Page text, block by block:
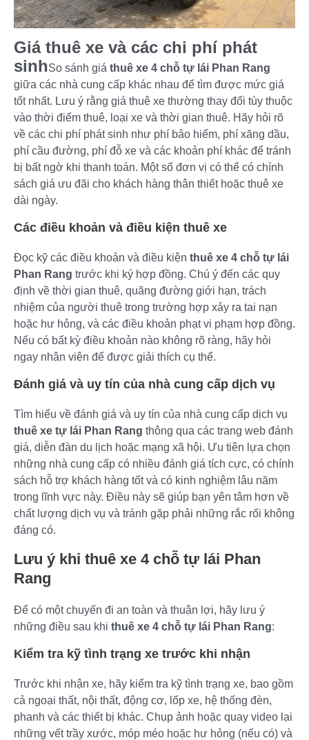
Giá thuê xe và các chi phí phát
sinhSo sánh giá thuê xe 4 chỗ tự lái Phan Rang
giữa các nhà cung cấp khác nhau để tìm được mức giá
tốt nhất. Lưu ý rằng giá thuê xe thường thay đổi tùy thuộc
vào thời điểm thuê, loại xe và thời gian thuê. Hãy hỏi rõ
về các chi phí phát sinh như phí bảo hiểm, phí xăng dầu,
phí cầu đường, phí đỗ xe và các khoản phí khác để tránh
bị bất ngờ khi thanh toán. Một số đơn vị có thể có chính
sách giá ưu đãi cho khách hàng thân thiết hoặc thuê xe
dài ngày.
Các điều khoản và điều kiện thuê xe
Đọc kỹ các điều khoản và điều kiện thuê xe 4 chỗ tự lái
Phan Rang trước khi ký hợp đồng. Chú ý đến các quy
định về thời gian thuê, quãng đường giới hạn, trách
nhiệm của người thuê trong trường hợp xảy ra tai nạn
hoặc hư hỏng, và các điều khoản phạt vi phạm hợp đồng.
Nếu có bất kỳ điều khoản nào không rõ ràng, hãy hỏi
ngay nhân viên để được giải thích cụ thể.
Đánh giá và uy tín của nhà cung cấp dịch vụ
Tìm hiểu về đánh giá và uy tín của nhà cung cấp dịch vụ
thuê xe tự lái Phan Rang thông qua các trang web đánh
giá, diễn đàn du lịch hoặc mạng xã hội. Ưu tiên lựa chọn
những nhà cung cấp có nhiều đánh giá tích cực, có chính
sách hỗ trợ khách hàng tốt và có kinh nghiệm lâu năm
trong lĩnh vực này. Điều này sẽ giúp bạn yên tâm hơn về
chất lượng dịch vụ và tránh gặp phải những rắc rối không
đáng có.
Lưu ý khi thuê xe 4 chỗ tự lái Phan
Rang
Để có một chuyến đi an toàn và thuận lợi, hãy lưu ý
những điều sau khi thuê xe 4 chỗ tự lái Phan Rang:
Kiểm tra kỹ tình trạng xe trước khi nhận
Trước khi nhận xe, hãy kiểm tra kỹ tình trạng xe, bao gồm
cả ngoại thất, nội thất, động cơ, lốp xe, hệ thống đèn,
phanh và các thiết bị khác. Chụp ảnh hoặc quay video lại
những vết trầy xước, móp méo hoặc hư hỏng (nếu có) và